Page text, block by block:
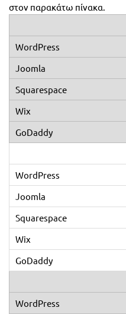
στον παρακάτω πίνακα.